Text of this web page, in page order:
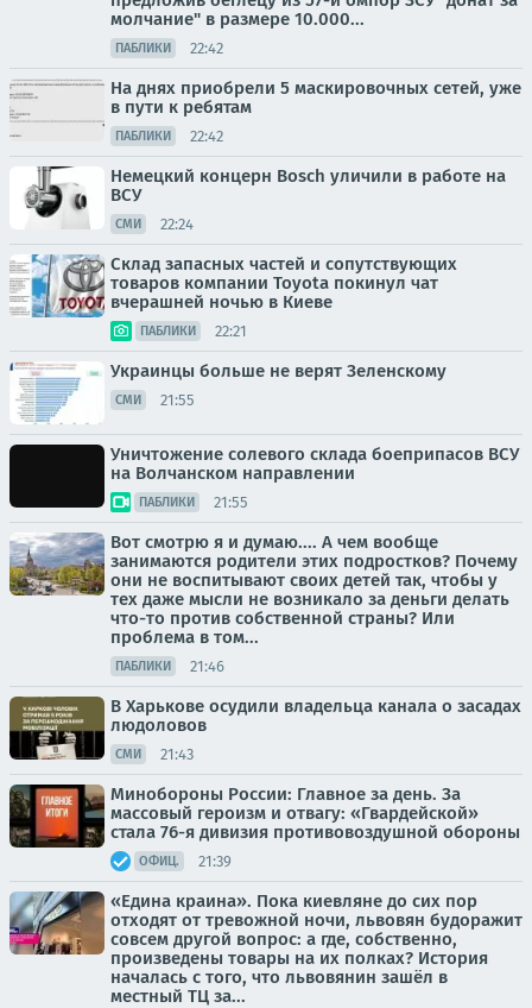
молчание" в размере 10.000...
ПАБЛИКИ 22:42
На днях приобрели 5 маскировочных сетей, уже
в пути к ребятам
ПАБЛИКИ 22:42
Немецкий концерн Bosch уличили в работе на
ВСУ
СМИ 22:24
Склад запасных частей и сопутствующих
товаров компании Toyota покинул чат
вчерашней ночью в Киеве
ПАБЛИКИ 22:21
Украинцы больше не верят Зеленскому
СМИ 21:55
Уничтожение солевого склада боеприпасов ВСУ
на Волчанском направлении
ПАБЛИКИ 21:55
Вот смотрю я и думаю.... А чем вообще
занимаются родители этих подростков? Почему
они не воспитывают своих детей так, чтобы у
тех даже мысли не возникало за деньги делать
что-то против собственной страны? Или
проблема в том...
ПАБЛИКИ 21:46
В Харькове осудили владельца канала о засадах
людоловов
СМИ 21:43
Минобороны России: Главное за день. За
массовый героизм и отвагу: «Гвардейской»
стала 76-я дивизия противовоздушной обороны
ОФИЦ. 21:39
«Едина краина». Пока киевляне до сих пор
отходят от тревожной ночи, львовян будоражит
совсем другой вопрос: а где, собственно,
произведены товары на их полках? История
началась с того, что львовянин зашёл в
местный ТЦ за...